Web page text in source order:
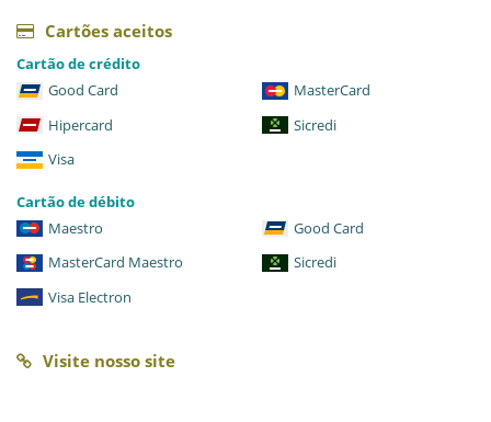
Cartões aceitos
Cartão de crédito
Good Card
MasterCard
Hipercard
Sicredi
Visa
Cartão de débito
Maestro
Good Card
MasterCard Maestro
Sicredi
Visa Electron
Visite nosso site